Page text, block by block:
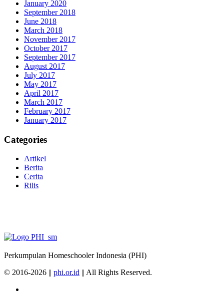
January 2020
September 2018
June 2018
March 2018
November 2017
October 2017
September 2017
August 2017
July 2017
May 2017
April 2017
March 2017
February 2017
January 2017
Categories
Artikel
Berita
Cerita
Rilis
Perkumpulan Homeschooler Indonesia (PHI)
© 2016-2026 || phi.or.id || All Rights Reserved.